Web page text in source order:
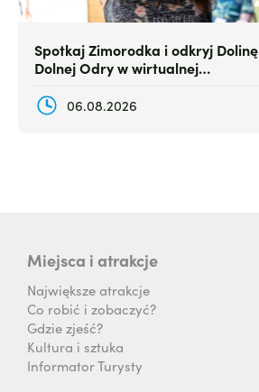
Spotkaj Zimorodka i odkryj Dolinę
Dolnej Odry w wirtualnej
06.08.2026
Miejsca i atrakcje
Największe atrakcje
Co robić i zobaczyć?
Gdzie zjeść?
Kultura i sztuka
Informator Turysty